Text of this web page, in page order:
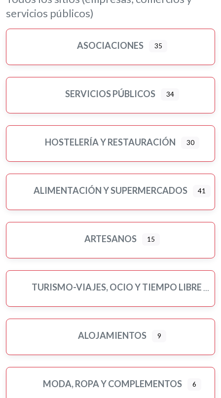
Librerías, papelerías e impresión digital
Loterías
Murales artísticos
Ópticas
Peluquerías, belleza y estética
Psicología
Servicios públicos
Tatuajes
Veterinarios/as y mascotas
Yoga
servicios públicos)
ASOCIACIONES 35
SERVICIOS PÚBLICOS 34
HOSTELERÍA Y RESTAURACIÓN 30
ALIMENTACIÓN Y SUPERMERCADOS 41
ARTESANOS 15
TURISMO-VIAJES, OCIO Y TIEMPO LIBRE
ALOJAMIENTOS 9
MODA, ROPA Y COMPLEMENTOS 6